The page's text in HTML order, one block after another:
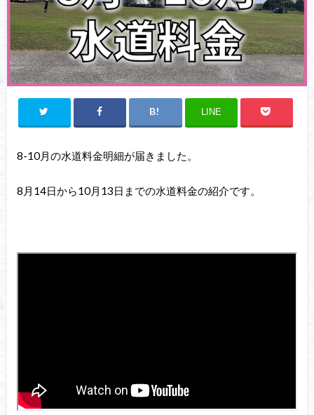
LINE
8-10月の水道料金明細が届きました。
8月14日から10月13日までの水道料金の紹介です。